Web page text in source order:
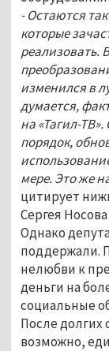
- Остаются
которые
реализовать.
изменился в
думается,
на «Тагил-
порядок,
мере. Это же
цитирует
Сергея
Однако
поддержали.
нелюбви к
деньги на
социальные
После
возможно,